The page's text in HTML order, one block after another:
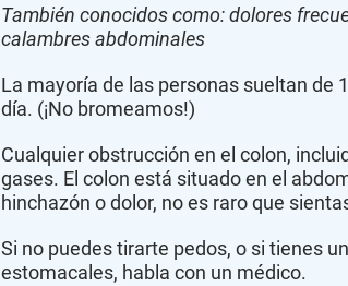
También conocidos como: dolores
calambres abdominales
La mayoría de las personas sueltan de
día. (¡No bromeamos!)
Cualquier obstrucción en el colon,
gases. El colon está situado en el
hinchazón o dolor, no es raro que
Si no puedes tirarte pedos, o si tienes
estomacales, habla con un médico.